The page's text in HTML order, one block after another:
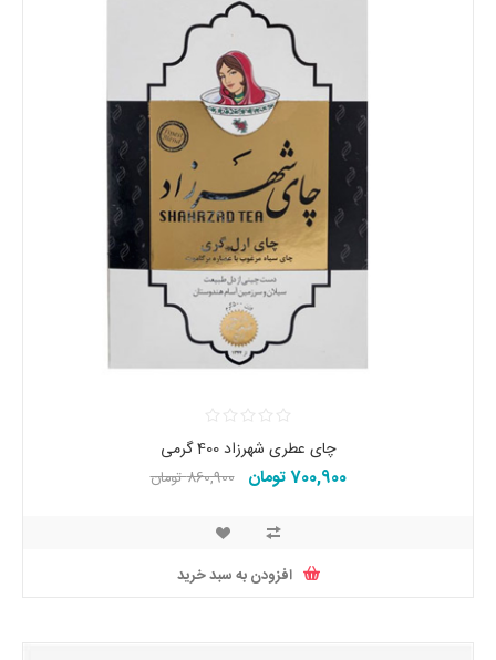
چای عطری شهرزاد 400 گرمی
700,900 تومان 860,900 تومان
افزودن به سبد خرید